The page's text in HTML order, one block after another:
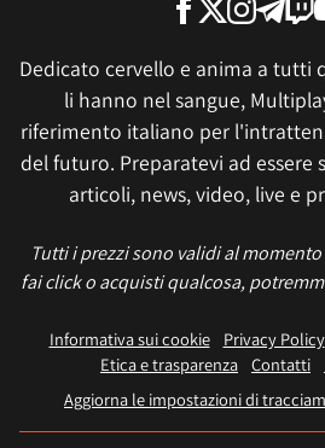
Dedicato cervello e anima a tutti
li hanno nel sangue,
riferimento italiano per
del futuro. Preparatevi ad
articoli, news, video, live e
Tutti i prezzi sono validi al
fai click o acquisti qualcosa,
Informativa sui cookie Privacy Policy
Etica e trasparenza Contatti
Aggiorna le impostazioni di